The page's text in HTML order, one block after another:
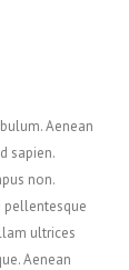
Aenean
sapien.
non.
pellentesque
ultrices
Aenean